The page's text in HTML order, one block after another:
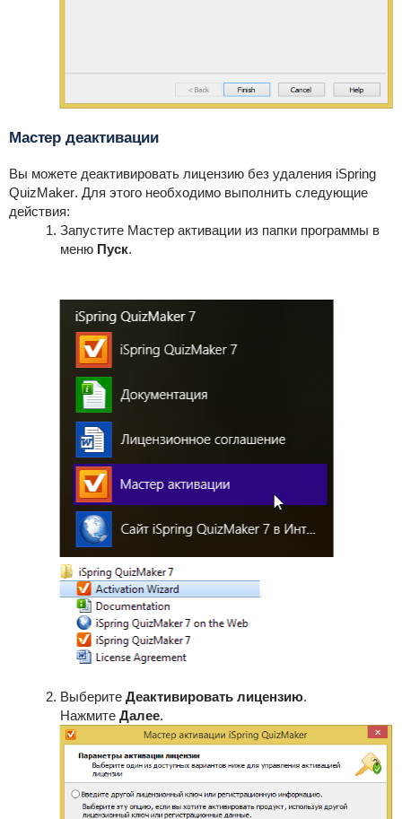
Мастер деактивации
Вы можете деактивировать лицензию без удаления iSpring
QuizMaker. Для этого необходимо выполнить следующие
действия:
Запустите Мастер активации из папки программы в
меню Пуск.
Выберите Деактивировать лицензию.
Нажмите Далее.